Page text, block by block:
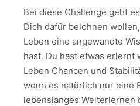
Bei diese Challenge geht
Dich dafür belohnen
Leben eine angewandte
hast. Du hast etwas erlernt
Leben Chancen und
wenn es natürlich nur eine
lebenslanges Weiterlernen